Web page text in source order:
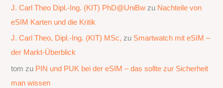
J. Carl Theo Dipl.-Ing. (KIT) PhD@UniBw zu Nachteile von
eSIM Karten und die Kritik
J. Carl Theo, Dipl.-Ing. (KIT) MSc, zu Smartwatch mit eSIM –
der Markt-Überblick
tom zu PIN und PUK bei der eSIM – das sollte zur Sicherheit
man wissen